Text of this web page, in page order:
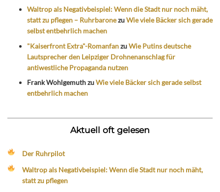
Waltrop als Negativbeispiel: Wenn die Stadt nur noch mäht,
statt zu pflegen – RuhrbaronezuWie viele Bäcker sich gerade
selbst entbehrlich machen
"Kaiserfront Extra"-RomanfanzuWie Putins deutsche
Lautsprecher den Leipziger Drohnenanschlag für
antiwestliche Propaganda nutzen
Frank WohlgemuthzuWie viele Bäcker sich gerade selbst
entbehrlich machen
Aktuell oft gelesen
Der Ruhrpilot
Waltrop als Negativbeispiel: Wenn die Stadt nur noch mäht,
statt zu pflegen